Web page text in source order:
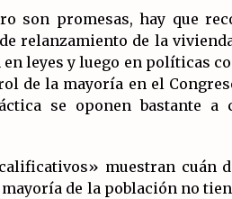
son promesas, hay que
relanzamiento de la
leyes y luego en políticas
de la mayoría en el
se oponen bastante a
muestran cuán
de la población no